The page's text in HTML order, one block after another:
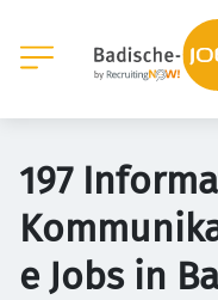
197
e Jobs in